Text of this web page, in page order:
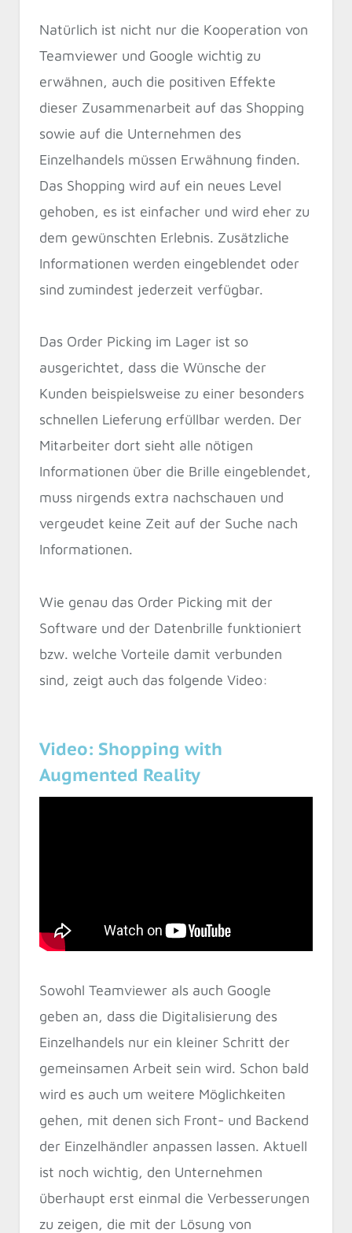
Natürlich ist nicht nur die Kooperation von
Teamviewer und Google wichtig zu
erwähnen, auch die positiven Effekte
dieser Zusammenarbeit auf das Shopping
sowie auf die Unternehmen des
Einzelhandels müssen Erwähnung finden.
Das Shopping wird auf ein neues Level
gehoben, es ist einfacher und wird eher zu
dem gewünschten Erlebnis. Zusätzliche
Informationen werden eingeblendet oder
sind zumindest jederzeit verfügbar.
Das Order Picking im Lager ist so
ausgerichtet, dass die Wünsche der
Kunden beispielsweise zu einer besonders
schnellen Lieferung erfüllbar werden. Der
Mitarbeiter dort sieht alle nötigen
Informationen über die Brille eingeblendet,
muss nirgends extra nachschauen und
vergeudet keine Zeit auf der Suche nach
Informationen.
Wie genau das Order Picking mit der
Software und der Datenbrille funktioniert
bzw. welche Vorteile damit verbunden
sind, zeigt auch das folgende Video:
Video: Shopping with
Augmented Reality
Sowohl Teamviewer als auch Google
geben an, dass die Digitalisierung des
Einzelhandels nur ein kleiner Schritt der
gemeinsamen Arbeit sein wird. Schon bald
wird es auch um weitere Möglichkeiten
gehen, mit denen sich Front- und Backend
der Einzelhändler anpassen lassen. Aktuell
ist noch wichtig, den Unternehmen
überhaupt erst einmal die Verbesserungen
zu zeigen, die mit der Lösung von